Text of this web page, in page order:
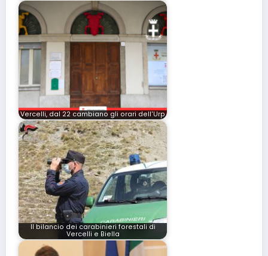
Vercelli, dal 22 cambiano gli orari dell'Urp
Il bilancio dei carabinieri forestali di
Vercelli e Biella